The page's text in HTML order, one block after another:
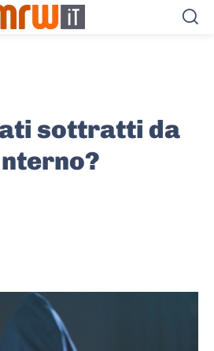
sottratti da